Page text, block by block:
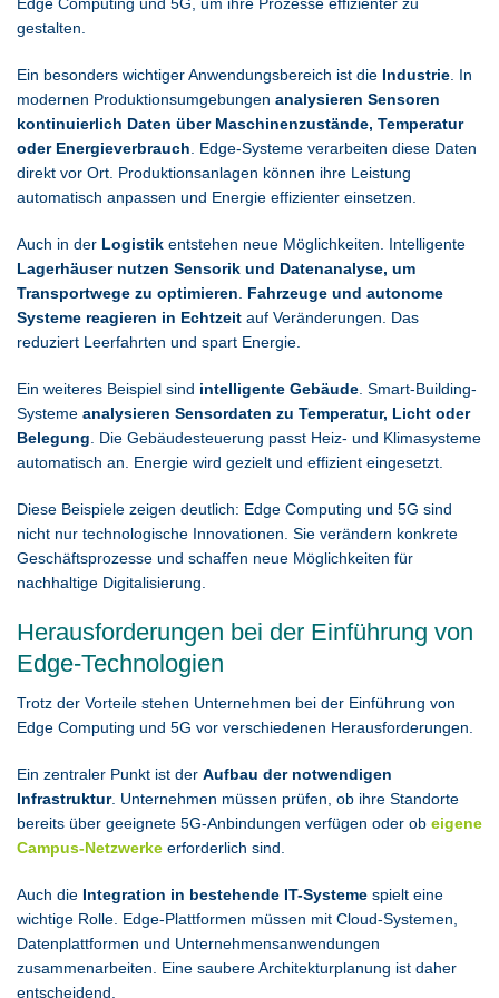
gestalten.
Ein besonders wichtiger Anwendungsbereich ist die Industrie . In
modernen Produktionsumgebungen analysieren Sensoren
kontinuierlich Daten über Maschinenzustände, Temperatur
oder Energieverbrauch . Edge-Systeme verarbeiten diese Daten
direkt vor Ort. Produktionsanlagen können ihre Leistung
automatisch anpassen und Energie effizienter einsetzen.
Auch in der Logistik entstehen neue Möglichkeiten. Intelligente
Lagerhäuser nutzen Sensorik und Datenanalyse, um
Transportwege zu optimieren
Fahrzeuge und autonome
Systeme reagieren in Echtzeit auf Veränderungen. Das
reduziert Leerfahrten und spart Energie.
Ein weiteres Beispiel sind intelligente Gebäude . Smart-Building-
Systeme analysieren Sensordaten zu Temperatur, Licht oder
Belegung . Die Gebäudesteuerung passt Heiz- und Klimasysteme
automatisch an. Energie wird gezielt und effizient eingesetzt.
Diese Beispiele zeigen deutlich: Edge Computing und 5G sind
nicht nur technologische Innovationen. Sie verändern konkrete
Geschäftsprozesse und schaffen neue Möglichkeiten für
nachhaltige Digitalisierung.
Herausforderungen bei der Einführung von
Edge-Technologien
Trotz der Vorteile stehen Unternehmen bei der Einführung von
Edge Computing und 5G vor verschiedenen Herausforderungen.
Ein zentraler Punkt ist der Aufbau der notwendigen
Infrastruktur. Unternehmen müssen prüfen, ob ihre Standorte
bereits über geeignete 5G-Anbindungen verfügen oder ob eigene
Campus-Netzwerke erforderlich sind.
Auch die Integration in bestehende IT-Systeme spielt eine
wichtige Rolle. Edge-Plattformen müssen mit Cloud-Systemen,
Datenplattformen und Unternehmensanwendungen
zusammenarbeiten. Eine saubere Architekturplanung ist daher
entscheidend.